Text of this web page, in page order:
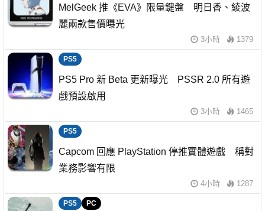
MelGeek 推《EVA》限量鍵盤 明日香、綾波
麗兩款售價曝光
3小時 1379
PS5
PS5 Pro 新 Beta 更新曝光 PSSR 2.0 所有遊
戲預設啟用
3小時 1465
PS5
Capcom 回應 PlayStation 停推實體遊戲 稱對
業務影響有限
4小時 1287
PS5 PC